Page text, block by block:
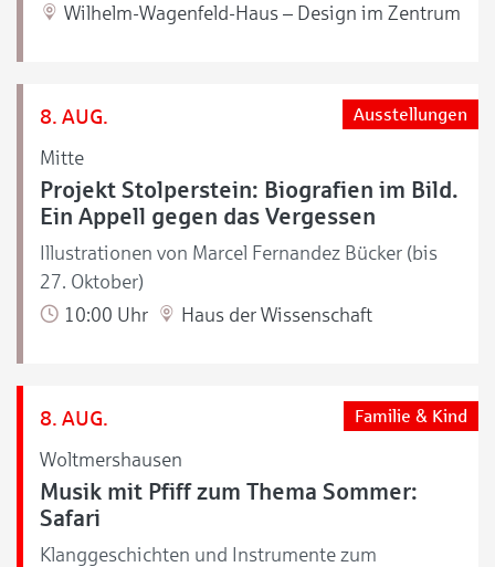
Wilhelm-Wagenfeld-Haus – Design im Zentrum
8. AUG.
Mitte
Ausstellungen
Projekt Stolperstein: Biografien im Bild.
Ein Appell gegen das Vergessen
Illustrationen von Marcel Fernandez Bücker (bis
27. Oktober)
10:00 Uhr
Haus der Wissenschaft
8. AUG.
Woltmershausen
Familie & Kind
Musik mit Pfiff zum Thema Sommer:
Safari
Klanggeschichten und Instrumente zum